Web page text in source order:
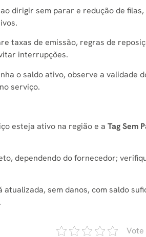
dirigir sem parar e redução de filas,
taxas de emissão, regras de
interrupções.
o saldo ativo, observe a validade
serviço.
esteja ativo na região e a Tag Sem
dependendo do fornecedor;
atualizada, sem danos, com saldo
Vote